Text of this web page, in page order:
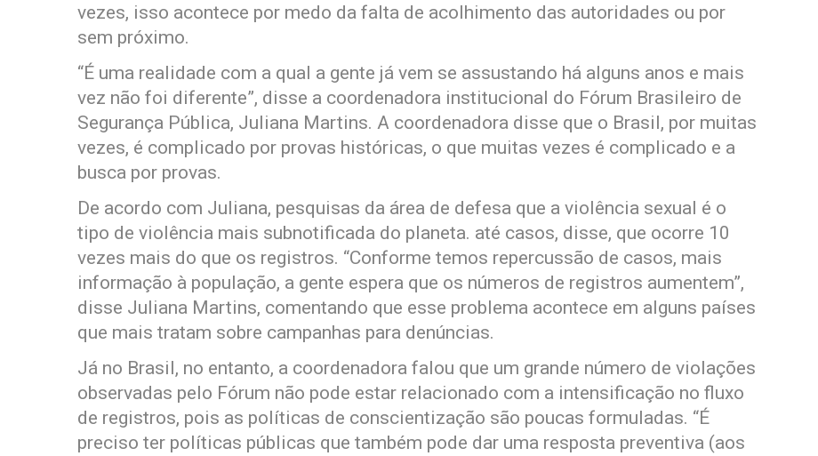
vezes, isso acontece por medo da falta de acolhimento das autoridades ou por
sem próximo.
“É uma realidade com a qual a gente já vem se assustando há alguns anos e mais
vez não foi diferente”, disse a coordenadora institucional do Fórum Brasileiro de
Segurança Pública, Juliana Martins. A coordenadora disse que o Brasil, por muitas
vezes, é complicado por provas históricas, o que muitas vezes é complicado e a
busca por provas.
De acordo com Juliana, pesquisas da área de defesa que a violência sexual é o
tipo de violência mais subnotificada do planeta. até casos, disse, que ocorre 10
vezes mais do que os registros. “Conforme temos repercussão de casos, mais
informação à população, a gente espera que os números de registros aumentem”,
disse Juliana Martins, comentando que esse problema acontece em alguns países
que mais tratam sobre campanhas para denúncias.
Já no Brasil, no entanto, a coordenadora falou que um grande número de violações
observadas pelo Fórum não pode estar relacionado com a intensificação no fluxo
de registros, pois as políticas de conscientização são poucas formuladas. “É
preciso ter políticas públicas que também pode dar uma resposta preventiva (aos